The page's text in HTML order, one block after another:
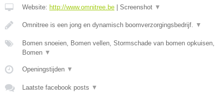
Website: http://www.omnitree.be | Screenshot ▼
Omnitree is een jong en dynamisch boomverzorgingsbedrijf. ▼
Bomen snoeien, Bomen vellen, Stormschade van bomen opkuisen,
Bomen ▼
Openingstijden ▼
Laatste facebook posts ▼